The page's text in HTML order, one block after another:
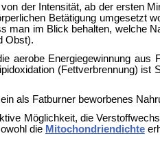
der Intensität, ab der ersten
Betätigung umgesetzt
man im Blick behalten, welche
Obst).
aerobe Energiegewinnung aus
(Fettverbrennung) ist
als Fatburner beworbenes
Möglichkeit, die
die Mitochondriendichte